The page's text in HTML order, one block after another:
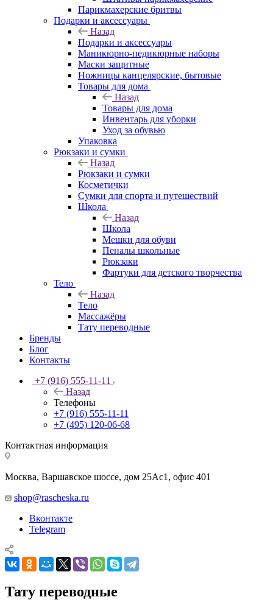
Парикмахерские бритвы
Подарки и аксессуары
Назад
Подарки и аксессуары
Маникюрно-педикюрные наборы
Маски защитные
Ножницы канцелярские, бытовые
Товары для дома
Назад
Товары для дома
Инвентарь для уборки
Уход за обувью
Упаковка
Рюкзаки и сумки
Назад
Рюкзаки и сумки
Косметички
Сумки для спорта и путешествий
Школа
Назад
Школа
Мешки для обуви
Пеналы школьные
Рюкзаки
Фартуки для детского творчества
Тело
Назад
Тело
Массажёры
Тату переводные
Бренды
Блог
Контакты
+7 (916) 555-11-11
Назад
Телефоны
+7 (916) 555-11-11
+7 (495) 120-06-68
Контактная информация
Москва, Варшавское шоссе, дом 25Аc1, офис 401
shop@rascheska.ru
Вконтакте
Telegram
Тату переводные